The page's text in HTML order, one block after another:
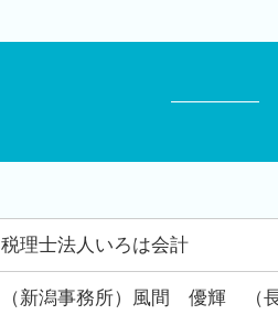
税理士法人いろは会計
（新潟事務所）風間 優輝 （